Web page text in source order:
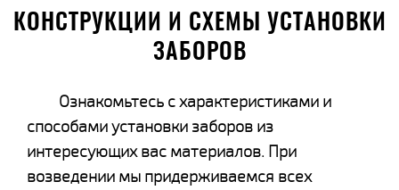
КОНСТРУКЦИИ И СХЕМЫ УСТАНОВКИ
ЗАБОРОВ
Ознакомьтесь с характеристиками и
способами установки заборов из
интересующих вас материалов. При
возведении мы придерживаемся всех